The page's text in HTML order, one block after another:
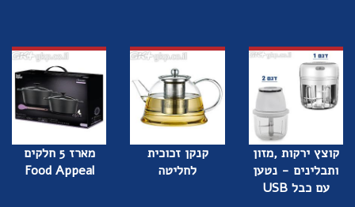
קוצץ ירקות ,מזון
ותבלינים - נטען
עם כבל USB
קנקן זכוכית
לחליטה
מארז 5 חלקים
Food Appeal